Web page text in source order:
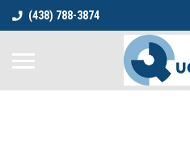
(438) 788-3874